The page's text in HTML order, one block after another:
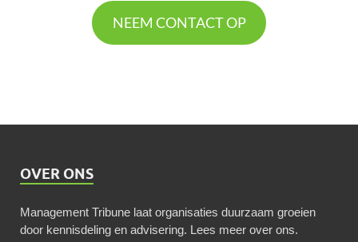
NEEM CONTACT OP
OVER ONS
Management Tribune laat organisaties duurzaam groeien
door kennisdeling en advisering. Lees meer over ons.